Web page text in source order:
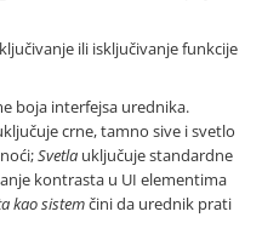
ili isključivanje funkcije
boja interfejsa urednika.
crne, tamno sive i svetlo
Svetla uključuje standardne
kontrasta u UI elementima
kao sistemčini da urednik prati